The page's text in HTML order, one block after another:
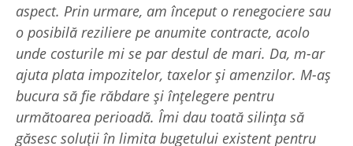
aspect. Prin urmare, am început o renegociere sau
o posibilă reziliere pe anumite contracte, acolo
unde costurile mi se par destul de mari. Da, m-ar
ajuta plata impozitelor, taxelor și amenzilor. M-aș
bucura să fie răbdare și înțelegere pentru
următoarea perioadă. Îmi dau toată silința să
găsesc soluții în limita bugetului existent pentru